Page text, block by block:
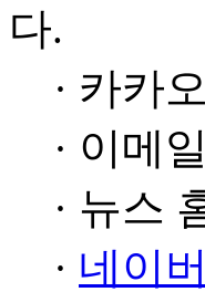
다.
· 카카
· 이메
· 뉴스
· 네이